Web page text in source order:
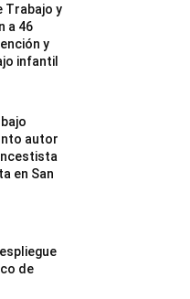
Trabajo y
a 46
y
infantil
autor
en San
de